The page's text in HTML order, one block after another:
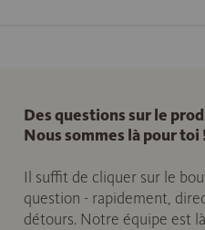
Des questions sur le
Nous sommes là pour toi
Il suffit de cliquer sur le
question - rapidement,
détours. Notre équipe est